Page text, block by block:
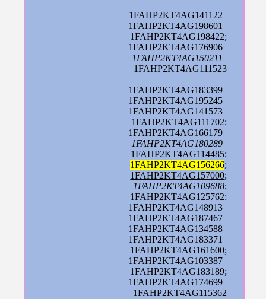
1FAHP2KT4AG141122 |
1FAHP2KT4AG198601 |
1FAHP2KT4AG198422;
1FAHP2KT4AG176906 |
1FAHP2KT4AG150211 |
1FAHP2KT4AG111523
1FAHP2KT4AG183399 |
1FAHP2KT4AG195245 |
1FAHP2KT4AG141573 |
1FAHP2KT4AG111702;
1FAHP2KT4AG166179 |
1FAHP2KT4AG180289 |
1FAHP2KT4AG114485;
1FAHP2KT4AG156266;
1FAHP2KT4AG157000;
1FAHP2KT4AG109688;
1FAHP2KT4AG125762;
1FAHP2KT4AG148913 |
1FAHP2KT4AG187467 |
1FAHP2KT4AG134588 |
1FAHP2KT4AG183371 |
1FAHP2KT4AG161600;
1FAHP2KT4AG103387 |
1FAHP2KT4AG183189;
1FAHP2KT4AG174699 |
1FAHP2KT4AG115362